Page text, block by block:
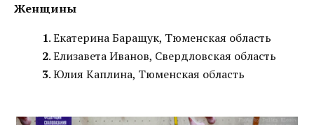
Женщины
1. Екатерина Баращук, Тюменская область
2. Елизавета Иванов, Свердловская область
3. Юлия Каплина, Тюменская область